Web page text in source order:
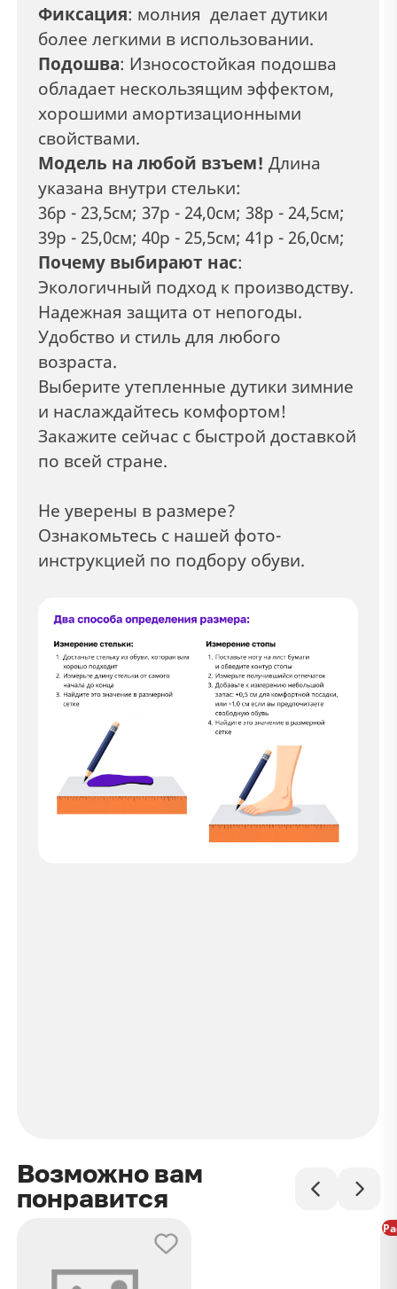
Фиксация: молния делает дутики
более легкими в использовании.
Подошва: Износостойкая подошва
обладает нескользящим эффектом,
хорошими амортизационными
свойствами.
Модель на любой взъем! Длина
указана внутри стельки:
36р - 23,5см; 37р - 24,0см; 38р - 24,5см;
39р - 25,0см; 40р - 25,5см; 41р - 26,0см;
Почему выбирают нас:
Экологичный подход к производству.
Надежная защита от непогоды.
Удобство и стиль для любого
возраста.
Выберите утепленные дутики зимние
и наслаждайтесь комфортом!
Закажите сейчас с быстрой доставкой
по всей стране.
Не уверены в размере?
Ознакомьтесь с нашей фото-
инструкцией по подбору обуви.
Возможно вам
понравится